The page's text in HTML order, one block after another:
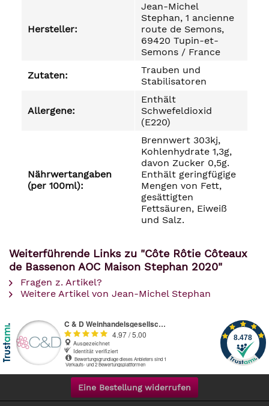
Hersteller:
Jean-Michel
Stephan, 1 ancienne
route de Semons,
69420 Tupin-et-
Semons / France
Zutaten:
Trauben und
Stabilisatoren
Allergene:
Enthält
Schwefeldioxid
(E220)
Nährwertangaben
(per 100ml):
Brennwert 303kj,
Kohlenhydrate 1,3g,
davon Zucker 0,5g.
Enthält geringfügige
Mengen von Fett,
gesättigten
Fettsäuren, Eiweiß
und Salz.
Weiterführende Links zu "Côte Rôtie Côteaux
de Bassenon AOC Maison Stephan 2020"
Fragen z. Artikel?
Weitere Artikel von Jean-Michel Stephan
Eine Bestellung widerrufen